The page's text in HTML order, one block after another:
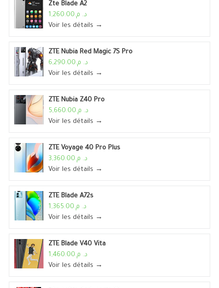
Zte Blade A2
د. م.1,260.00
Voir les détails →
ZTE Nubia Red Magic 7S Pro
د. م.6,290.00
Voir les détails →
ZTE Nubia Z40 Pro
د. م.5,660.00
Voir les détails →
ZTE Voyage 40 Pro Plus
د. م.3,360.00
Voir les détails →
ZTE Blade A72s
د. م.1,365.00
Voir les détails →
ZTE Blade V40 Vita
د. م.1,460.00
Voir les détails →